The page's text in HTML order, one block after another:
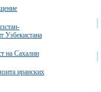
Узбекистана
на Сахалин
иранских